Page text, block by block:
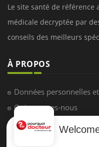
Le site santé de
médicale decryptée par
conseils des meilleurs
À PROPOS
Données personnelles
Qui sommes-nous
Conditions d'utilisation